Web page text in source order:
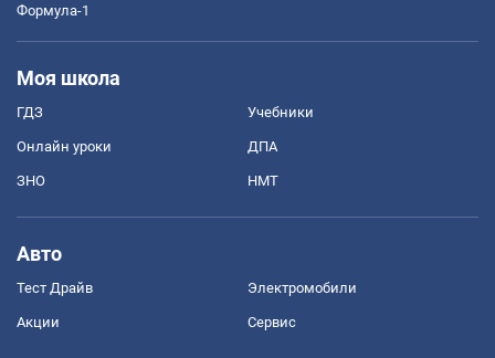
Формула-1
Моя школа
ГДЗ Учебники
Онлайн уроки ДПА
ЗНО НМТ
Авто
Тест Драйв Электромобили
Акции Сервис